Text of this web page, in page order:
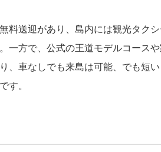
料送迎があり、島内には観光タク
一方で、公式の王道モデルコース
、車なしでも来島は可能、でも短
す。